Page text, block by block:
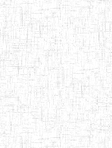
01/01/1958 ENIEG
01/11/2001 ENIEG
01/01/1975 ENIEG
25/08/1986 ENIEG